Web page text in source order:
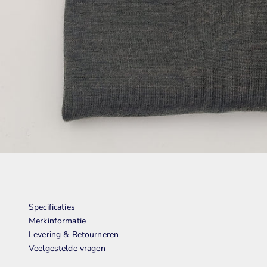
Specificaties
Merkinformatie
Levering & Retourneren
Veelgestelde vragen